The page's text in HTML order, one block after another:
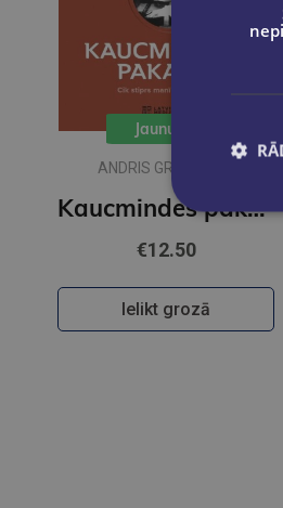
Jaunums
ANDRIS GRĪNBERGS
Kaucmindes pakavs
€12.50
Ielikt grozā